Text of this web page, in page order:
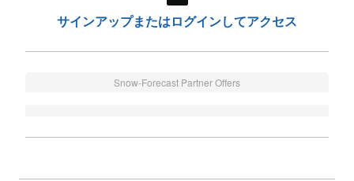
サインアップまたはログインしてアクセス
Snow-Forecast Partner Offers